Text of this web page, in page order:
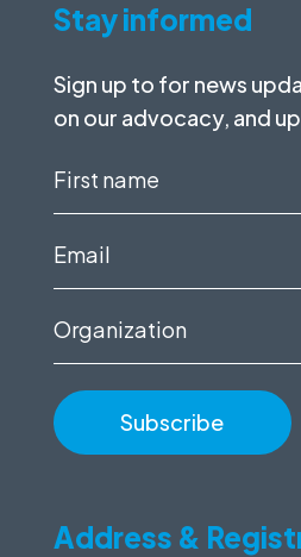
Stay informed
Sign up to for news
on our advocacy, and
First
name
(Required)
Email
(Required)
Organization
Address &